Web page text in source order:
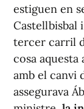
estiguen en
Castellbisbal
tercer carril
cosa
amb el canvi
assegurava